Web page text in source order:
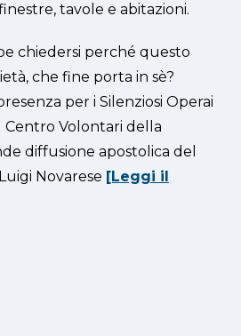
tavole e abitazioni.
chiedersi perché questo
che fine porta in sè?
per i Silenziosi Operai
Centro Volontari della
diffusione apostolica del
Novarese [Leggi il